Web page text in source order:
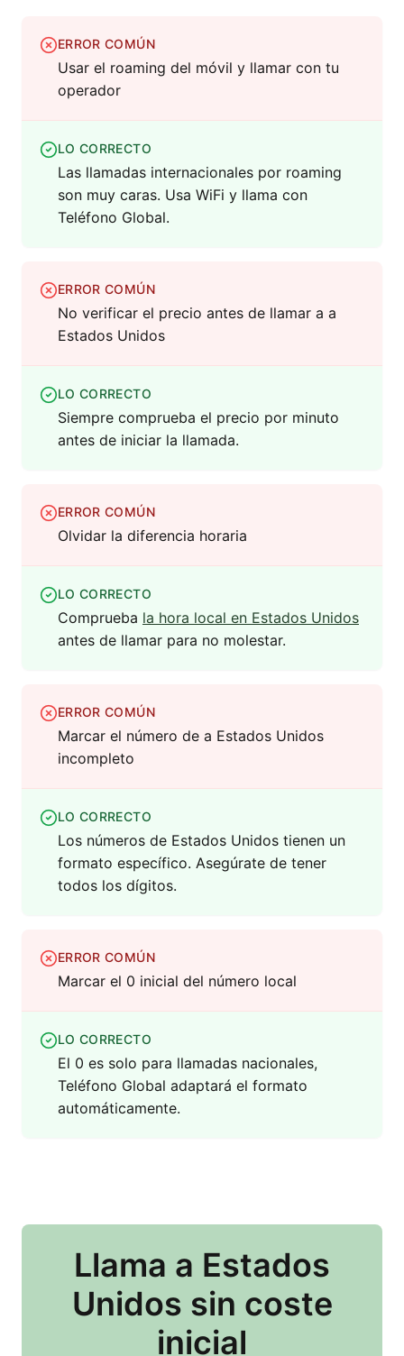
ERROR COMÚN
Usar el roaming del móvil y llamar con tu
operador
LO CORRECTO
Las llamadas internacionales por roaming
son muy caras. Usa WiFi y llama con
Teléfono Global.
ERROR COMÚN
No verificar el precio antes de llamar a a
Estados Unidos
LO CORRECTO
Siempre comprueba el precio por minuto
antes de iniciar la llamada.
ERROR COMÚN
Olvidar la diferencia horaria
LO CORRECTO
Comprueba la hora local en Estados Unidos
antes de llamar para no molestar.
ERROR COMÚN
Marcar el número de a Estados Unidos
incompleto
LO CORRECTO
Los números de Estados Unidos tienen un
formato específico. Asegúrate de tener
todos los dígitos.
ERROR COMÚN
Marcar el 0 inicial del número local
LO CORRECTO
El 0 es solo para llamadas nacionales,
Teléfono Global adaptará el formato
automáticamente.
Llama a Estados
Unidos sin coste
inicial